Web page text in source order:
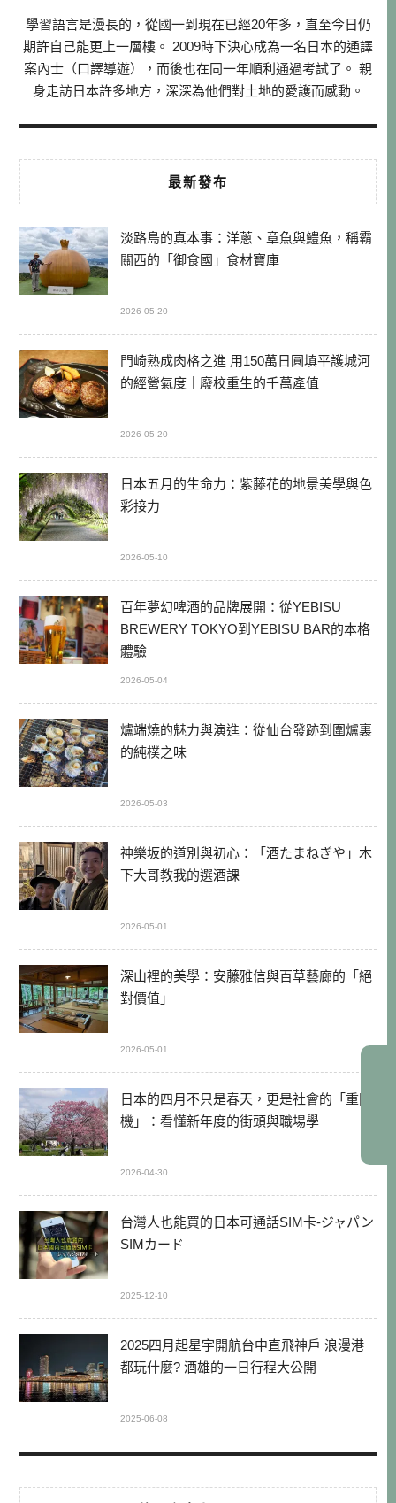
學習語言是漫長的，從國一到現在已經20年多，直至今日仍
期許自己能更上一層樓。 2009時下決心成為一名日本的通譯
案內士（口譯導遊），而後也在同一年順利通過考試了。 親
身走訪日本許多地方，深深為他們對土地的愛護而感動。
最新發布
淡路島的真本事：洋蔥、章魚與鱧魚，稱霸
關西的「御食國」食材寶庫
2026-05-20
門崎熟成肉格之進 用150萬日圓填平護城河
的經營氣度｜廢校重生的千萬產值
2026-05-20
日本五月的生命力：紫藤花的地景美學與色
彩接力
2026-05-10
百年夢幻啤酒的品牌展開：從YEBISU
BREWERY TOKYO到YEBISU BAR的本格
體驗
2026-05-04
爐端燒的魅力與演進：從仙台發跡到圍爐裏
的純樸之味
2026-05-03
神樂坂的道別與初心：「酒たまねぎや」木
下大哥教我的選酒課
2026-05-01
深山裡的美學：安藤雅信與百草藝廊的「絕
對價值」
2026-05-01
日本的四月不只是春天，更是社會的「重開
機」：看懂新年度的街頭與職場學
2026-04-30
台灣人也能買的日本可通話SIM卡-ジャパン
SIMカード
2025-12-10
2025四月起星宇開航台中直飛神戶 浪漫港
都玩什麼? 酒雄的一日行程大公開
2025-06-08